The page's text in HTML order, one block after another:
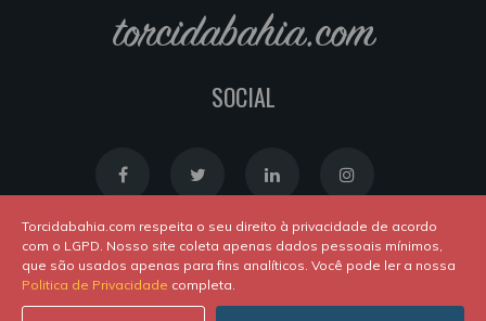
torcidabahia.com
SOCIAL
Política de Cookies|Política de Privacidade
Powered byNewton Duarte. ALl rights reserved © 2020
Torcidabahia.com respeita o seu direito à privacidade de acordo
com o LGPD. Nosso site coleta apenas dados pessoais mínimos,
que são usados apenas para fins analíticos. Você pode ler a nossa
Politica de Privacidade completa.